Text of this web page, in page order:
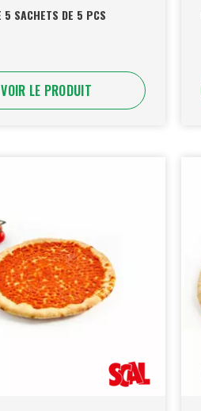
5 SACHETS DE 5 PCS
VOIR LE PRODUIT